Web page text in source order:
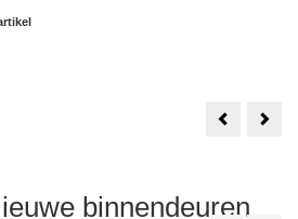
Austria
Wit
binnendeuren